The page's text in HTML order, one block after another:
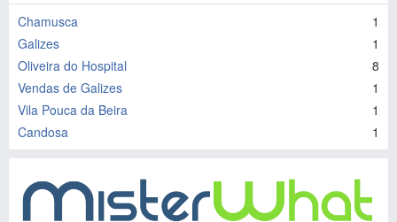
Chamusca
1
Galizes
1
Oliveira do Hospital
8
Vendas de Galizes
1
Vila Pouca da Beira
1
Candosa
1